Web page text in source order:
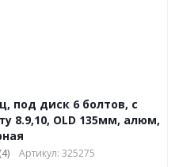
под диск 6 болтов, с
8.9,10, OLD 135мм, алюм,
Артикул: 325275